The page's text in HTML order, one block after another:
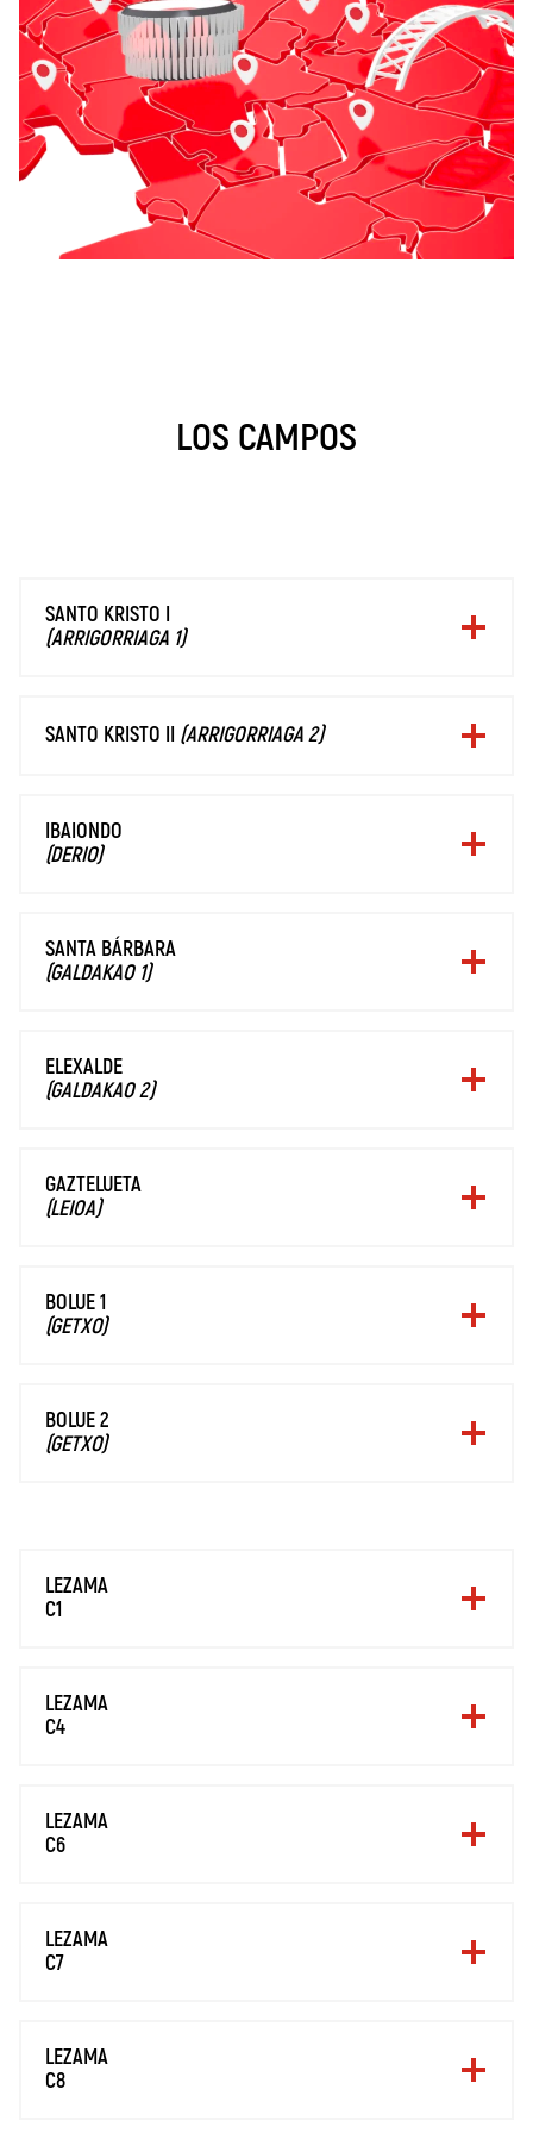
LOS CAMPOS
SANTO KRISTO I
(ARRIGORRIAGA 1)
SANTO KRISTO II (ARRIGORRIAGA 2)
IBAIONDO
(DERIO)
SANTA BÁRBARA
(GALDAKAO 1)
ELEXALDE
(GALDAKAO 2)
GAZTELUETA
(LEIOA)
BOLUE 1
(GETXO)
BOLUE 2
(GETXO)
LEZAMA
C1
LEZAMA
C4
LEZAMA
C6
LEZAMA
C7
LEZAMA
C8